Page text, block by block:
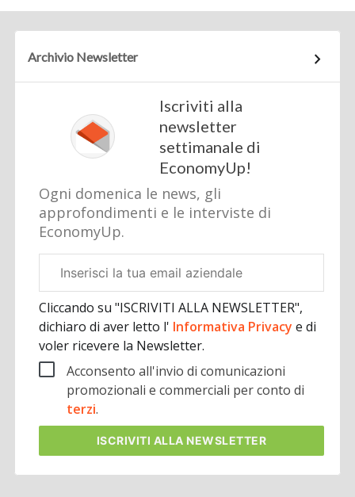
Archivio Newsletter
Iscriviti alla
newsletter
settimanale di
EconomyUp!
Ogni domenica le news, gli
approfondimenti e le interviste di
EconomyUp.
aziendale
Cliccando su "ISCRIVITI ALLA NEWSLETTER",
dichiaro di aver letto l' Informativa Privacye di
voler ricevere la Newsletter.
Acconsento all'invio di comunicazioni
promozionali e commerciali per conto di
terzi.
ISCRIVITI ALLA NEWSLETTER